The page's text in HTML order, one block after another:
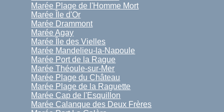
Marée Plage de l'Homme Mort
Marée Île d'Or
Marée Drammont
Marée Agay
Marée Île des Vielles
Marée Mandelieu-la-Napoule
Marée Port de la Rague
Marée Théoule-sur-Mer
Marée Plage du Château
Marée Plage de la Raguette
Marée Cap de l'Esquillon
Marée Calanque des Deux Frères